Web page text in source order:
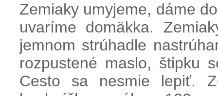
Zemiaky umyjeme, dáme
uvaríme domäkka.
jemnom strúhadle
rozpustené maslo, štipku
Cesto sa nesmie lepiť.